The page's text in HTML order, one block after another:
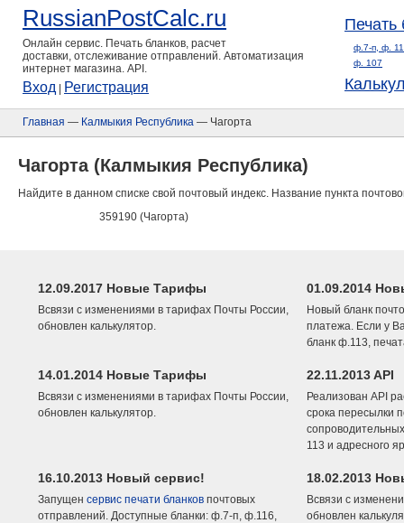
RussianPostCalc.ru
Онлайн сервис. Печать бланков, расчет
доставки, отслеживание отправлений. Автоматизация
интернет магазина. API.
Вход Регистрация
Печать
ф.7-п, ф.
ф. 107
Главная — Калмыкия Республика — Чагорта
Чагорта (Калмыкия Республика)
Найдите в данном списке свой почтовый индекс. Название пункта
359190 (Чагорта)
12.09.2017 Новые Тарифы
Всвязи с изменениями в тарифах Почты России,
обновлен калькулятор.
01.09.2014
Новый бланк
платежа. Если у
бланк ф.113,
14.01.2014 Новые Тарифы
Всвязи с изменениями в тарифах Почты России,
обновлен калькулятор.
22.11.2013 API
Реализован API
срока пересылки
113 и адресного
16.10.2013 Новый сервис!
Запущен сервис печати бланков почтовых
отправлений. Доступные бланки: ф.7-п, ф.116,
18.02.2013
Всвязи с
обновлен